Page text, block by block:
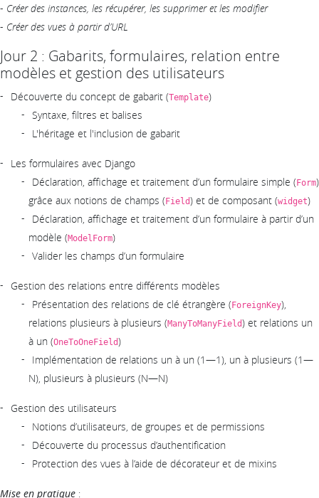
- Créer des instances, les récupérer, les supprimer et les modifier
- Créer des vues à partir d’URL
Jour 2 : Gabarits, formulaires, relation entre
modèles et gestion des utilisateurs
Découverte du concept de gabarit (Template)
Syntaxe, filtres et balises
L'héritage et l'inclusion de gabarit
Les formulaires avec Django
Déclaration, affichage et traitement d’un formulaire simple (Form)
grâce aux notions de champs (Field) et de composant (widget)
Déclaration, affichage et traitement d’un formulaire à partir d’un
modèle (ModelForm)
Valider les champs d’un formulaire
Gestion des relations entre différents modèles
Présentation des relations de clé étrangère (ForeignKey),
relations plusieurs à plusieurs (ManyToManyField) et relations un
à un (OneToOneField)
Implémentation de relations un à un (1—1), un à plusieurs (1—
N), plusieurs à plusieurs (N—N)
Gestion des utilisateurs
Notions d’utilisateurs, de groupes et de permissions
Découverte du processus d’authentification
Protection des vues à l’aide de décorateur et de mixins
Mise en pratique :